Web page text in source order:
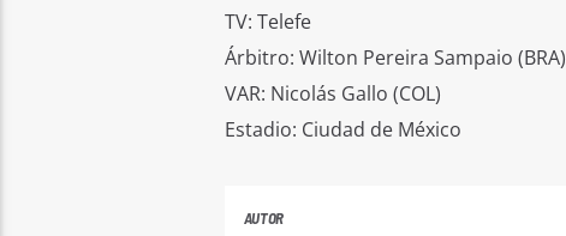
TV: Telefe
Árbitro: Wilton Pereira Sampaio (BRA)
VAR: Nicolás Gallo (COL)
Estadio: Ciudad de México
AUTOR